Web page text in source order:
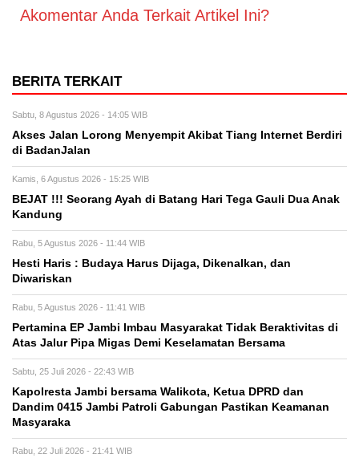
Akomentar Anda Terkait Artikel Ini?
BERITA TERKAIT
Sabtu, 8 Agustus 2026 - 14:05 WIB
Akses Jalan Lorong Menyempit Akibat Tiang Internet Berdiri
di BadanJalan
Kamis, 6 Agustus 2026 - 15:25 WIB
BEJAT !!! Seorang Ayah di Batang Hari Tega Gauli Dua Anak
Kandung
Rabu, 5 Agustus 2026 - 11:44 WIB
Hesti Haris : Budaya Harus Dijaga, Dikenalkan, dan
Diwariskan
Rabu, 5 Agustus 2026 - 11:41 WIB
Pertamina EP Jambi Imbau Masyarakat Tidak Beraktivitas di
Atas Jalur Pipa Migas Demi Keselamatan Bersama
Sabtu, 25 Juli 2026 - 22:43 WIB
Kapolresta Jambi bersama Walikota, Ketua DPRD dan
Dandim 0415 Jambi Patroli Gabungan Pastikan Keamanan
Masyaraka
Rabu, 22 Juli 2026 - 21:41 WIB